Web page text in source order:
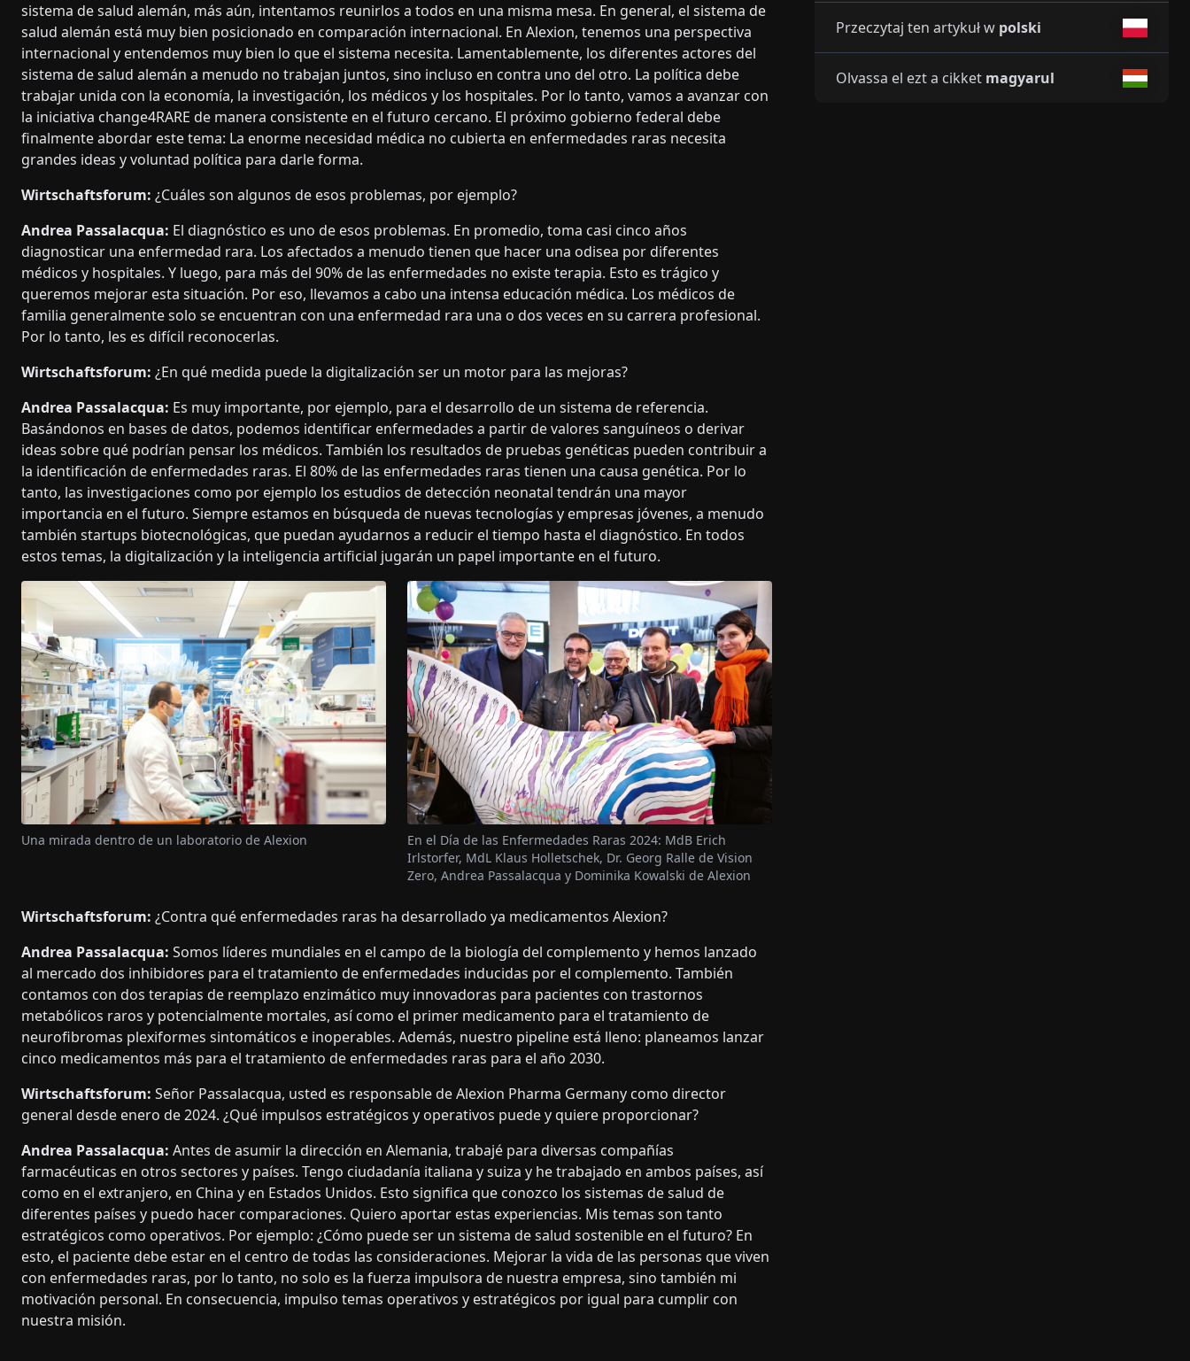
sistema de salud alemán, más aún, intentamos reunirlos a todos en una misma mesa. En general, el sistema de
salud alemán está muy bien posicionado en comparación internacional. En Alexion, tenemos una perspectiva
internacional y entendemos muy bien lo que el sistema necesita. Lamentablemente, los diferentes actores del
sistema de salud alemán a menudo no trabajan juntos, sino incluso en contra uno del otro. La política debe
trabajar unida con la economía, la investigación, los médicos y los hospitales. Por lo tanto, vamos a avanzar con
la iniciativa change4RARE de manera consistente en el futuro cercano. El próximo gobierno federal debe
finalmente abordar este tema: La enorme necesidad médica no cubierta en enfermedades raras necesita
grandes ideas y voluntad política para darle forma.
Wirtschaftsforum: ¿Cuáles son algunos de esos problemas, por ejemplo?
Andrea Passalacqua: El diagnóstico es uno de esos problemas. En promedio, toma casi cinco años
diagnosticar una enfermedad rara. Los afectados a menudo tienen que hacer una odisea por diferentes
médicos y hospitales. Y luego, para más del 90% de las enfermedades no existe terapia. Esto es trágico y
queremos mejorar esta situación. Por eso, llevamos a cabo una intensa educación médica. Los médicos de
familia generalmente solo se encuentran con una enfermedad rara una o dos veces en su carrera profesional.
Por lo tanto, les es difícil reconocerlas.
Wirtschaftsforum: ¿En qué medida puede la digitalización ser un motor para las mejoras?
Andrea Passalacqua: Es muy importante, por ejemplo, para el desarrollo de un sistema de referencia.
Basándonos en bases de datos, podemos identificar enfermedades a partir de valores sanguíneos o derivar
ideas sobre qué podrían pensar los médicos. También los resultados de pruebas genéticas pueden contribuir a
la identificación de enfermedades raras. El 80% de las enfermedades raras tienen una causa genética. Por lo
tanto, las investigaciones como por ejemplo los estudios de detección neonatal tendrán una mayor
importancia en el futuro. Siempre estamos en búsqueda de nuevas tecnologías y empresas jóvenes, a menudo
también startups biotecnológicas, que puedan ayudarnos a reducir el tiempo hasta el diagnóstico. En todos
estos temas, la digitalización y la inteligencia artificial jugarán un papel importante en el futuro.
Una mirada dentro de un laboratorio de Alexion
En el Día de las Enfermedades Raras 2024: MdB Erich
Irlstorfer, MdL Klaus Holletschek, Dr. Georg Ralle de Vision
Zero, Andrea Passalacqua y Dominika Kowalski de Alexion
Wirtschaftsforum: ¿Contra qué enfermedades raras ha desarrollado ya medicamentos Alexion?
Andrea Passalacqua: Somos líderes mundiales en el campo de la biología del complemento y hemos lanzado
al mercado dos inhibidores para el tratamiento de enfermedades inducidas por el complemento. También
contamos con dos terapias de reemplazo enzimático muy innovadoras para pacientes con trastornos
metabólicos raros y potencialmente mortales, así como el primer medicamento para el tratamiento de
neurofibromas plexiformes sintomáticos e inoperables. Además, nuestro pipeline está lleno: planeamos lanzar
cinco medicamentos más para el tratamiento de enfermedades raras para el año 2030.
Wirtschaftsforum: Señor Passalacqua, usted es responsable de Alexion Pharma Germany como director
general desde enero de 2024. ¿Qué impulsos estratégicos y operativos puede y quiere proporcionar?
Andrea Passalacqua: Antes de asumir la dirección en Alemania, trabajé para diversas compañías
farmacéuticas en otros sectores y países. Tengo ciudadanía italiana y suiza y he trabajado en ambos países, así
como en el extranjero, en China y en Estados Unidos. Esto significa que conozco los sistemas de salud de
diferentes países y puedo hacer comparaciones. Quiero aportar estas experiencias. Mis temas son tanto
estratégicos como operativos. Por ejemplo: ¿Cómo puede ser un sistema de salud sostenible en el futuro? En
esto, el paciente debe estar en el centro de todas las consideraciones. Mejorar la vida de las personas que viven
con enfermedades raras, por lo tanto, no solo es la fuerza impulsora de nuestra empresa, sino también mi
motivación personal. En consecuencia, impulso temas operativos y estratégicos por igual para cumplir con
nuestra misión.
Przeczytaj ten artykuł w polski
Olvassa el ezt a cikket magyarul